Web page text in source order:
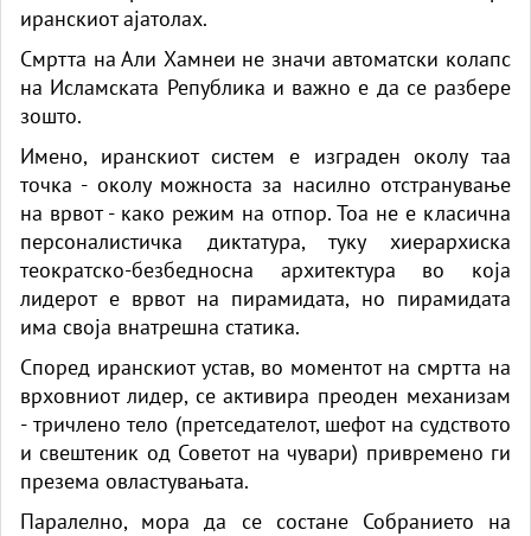
иранскиот ајатолах.
Смртта на Али Хамнеи не значи автоматски колапс
на Исламската Република и важно е да се разбере
зошто.
Имено, иранскиот систем е изграден околу таа
точка - околу можноста за насилно отстранување
на врвот - како режим на отпор. Тоа не е класична
персоналистичка диктатура, туку хиерархиска
теократско-безбедносна архитектура во која
лидерот е врвот на пирамидата, но пирамидата
има своја внатрешна статика.
Според иранскиот устав, во моментот на смртта на
врховниот лидер, се активира преоден механизам
- тричлено тело (претседателот, шефот на судството
и свештеник од Советот на чувари) привремено ги
презема овластувањата.
Паралелно, мора да се состане Собранието на